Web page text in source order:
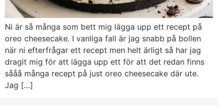
Ni är så många som bett mig lägga upp ett recept på
oreo cheesecake. I vanliga fall är jag snabb på bollen
när ni efterfrågar ett recept men helt ärligt så har jag
dragit mig för att lägga upp ett för att det redan finns
sååå många recept på just oreo cheesecake där ute.
Jag […]